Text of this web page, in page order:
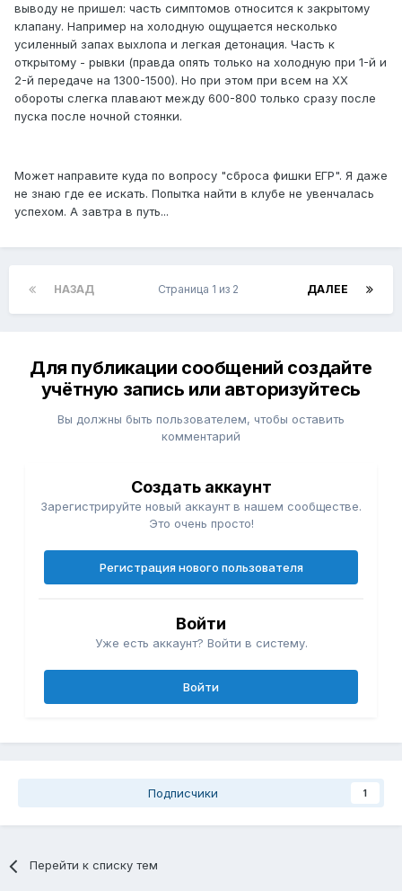
выводу не пришел: часть симптомов относится к закрытому
клапану. Например на холодную ощущается несколько
усиленный запах выхлопа и легкая детонация. Часть к
открытому - рывки (правда опять только на холодную при 1-й и
2-й передаче на 1300-1500). Но при этом при всем на ХХ
обороты слегка плавают между 600-800 только сразу после
пуска после ночной стоянки.
Может направите куда по вопросу "сброса фишки ЕГР". Я даже
не знаю где ее искать. Попытка найти в клубе не увенчалась
успехом. А завтра в путь...
НАЗАД ДАЛЕЕ
Страница 1 из 2
Для публикации сообщений создайте
учётную запись или авторизуйтесь
Вы должны быть пользователем, чтобы оставить
комментарий
Создать аккаунт
Зарегистрируйте новый аккаунт в нашем сообществе.
Это очень просто!
Регистрация нового пользователя
Войти
Уже есть аккаунт? Войти в систему.
Войти
Подписчики 1
Перейти к списку тем